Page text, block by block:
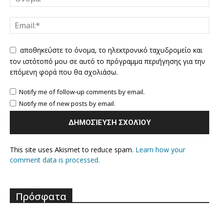
αποθηκεύστε το όνομα, το ηλεκτρονικό ταχυδρομείο και
τον ιστότοπό μου σε αυτό το πρόγραμμα περιήγησης για την
επόμενη φορά που θα σχολιάσω.
Notify me of follow-up comments by email.
Notify me of new posts by email.
This site uses Akismet to reduce spam. Learn how your
comment data is processed.
Πρόσφατα